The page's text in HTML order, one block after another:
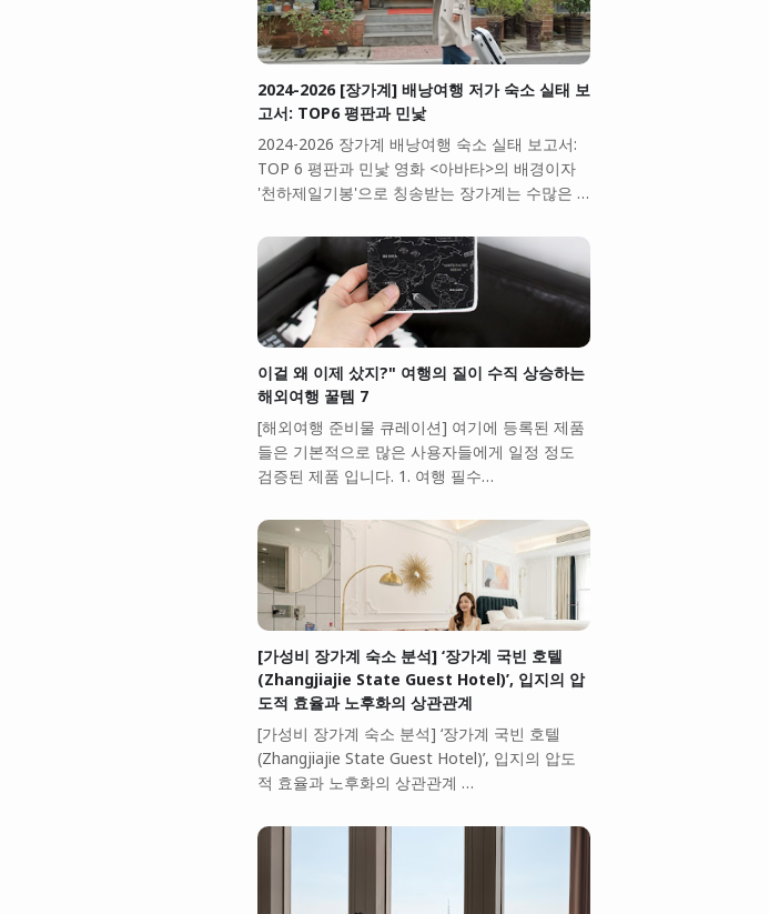
2024-2026 [장가계] 배낭여행 저가 숙소 실태 보
고서: TOP6 평판과 민낯
2024-2026 장가계 배낭여행 숙소 실태 보고서:
TOP 6 평판과 민낯 영화 <아바타>의 배경이자
'천하제일기봉'으로 칭송받는 장가계는 수많은 …
이걸 왜 이제 샀지?" 여행의 질이 수직 상승하는
해외여행 꿀템 7
[해외여행 준비물 큐레이션] 여기에 등록된 제품
들은 기본적으로 많은 사용자들에게 일정 정도
검증된 제품 입니다. 1. 여행 필수…
[가성비 장가계 숙소 분석] ‘장가계 국빈 호텔
(Zhangjiajie State Guest Hotel)’, 입지의 압
도적 효율과 노후화의 상관관계
[가성비 장가계 숙소 분석] ‘장가계 국빈 호텔
(Zhangjiajie State Guest Hotel)’, 입지의 압도
적 효율과 노후화의 상관관계 …